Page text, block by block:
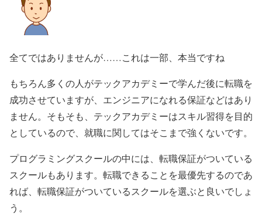
全てではありませんが……これは一部、本当ですね
もちろん多くの人がテックアカデミーで学んだ後に転職を
成功させていますが、エンジニアになれる保証などはあり
ません。そもそも、テックアカデミーはスキル習得を目的
としているので、就職に関してはそこまで強くないです。
プログラミングスクールの中には、転職保証がついている
スクールもあります。転職できることを最優先するのであ
れば、転職保証がついているスクールを選ぶと良いでしょ
う。